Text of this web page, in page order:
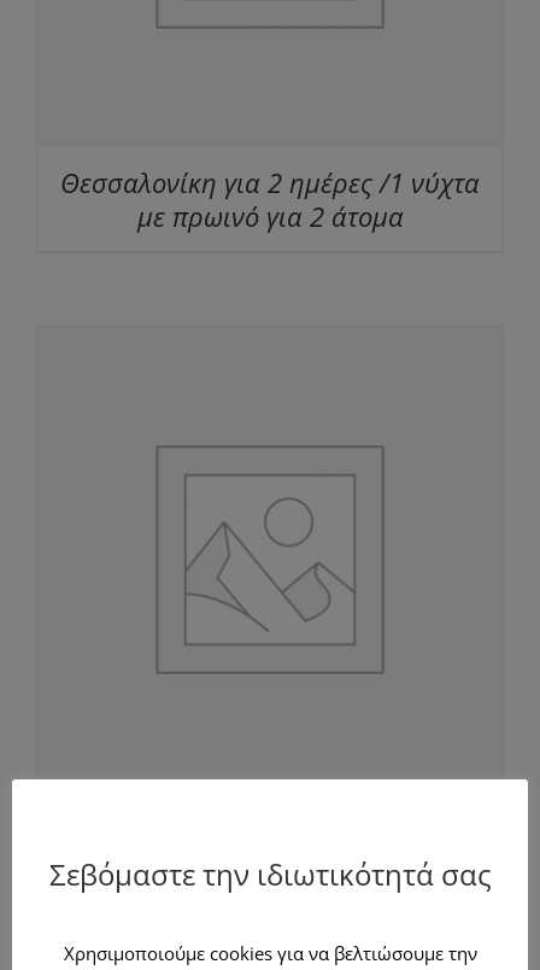
Θεσσαλονίκη για 2 ημέρες /1 νύχτα
με πρωινό για 2 άτομα
με πρωινό για 2 άτομα
Σεβόμαστε την ιδιωτικότητά σας
Χρησιμοποιούμε cookies για να βελτιώσουμε την